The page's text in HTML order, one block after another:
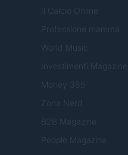
Il Calcio Online
Professione mamma
World Music
Investimenti Magazine
Money 365
Zona Nerd
B2B Magazine
People Magazine